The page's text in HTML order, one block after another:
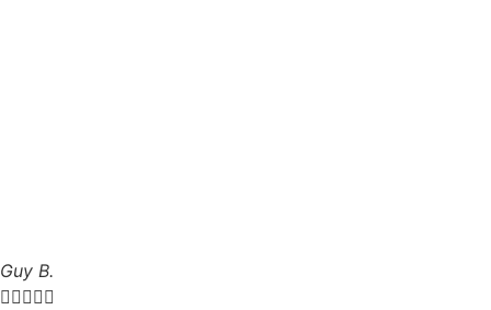
Guy B.
